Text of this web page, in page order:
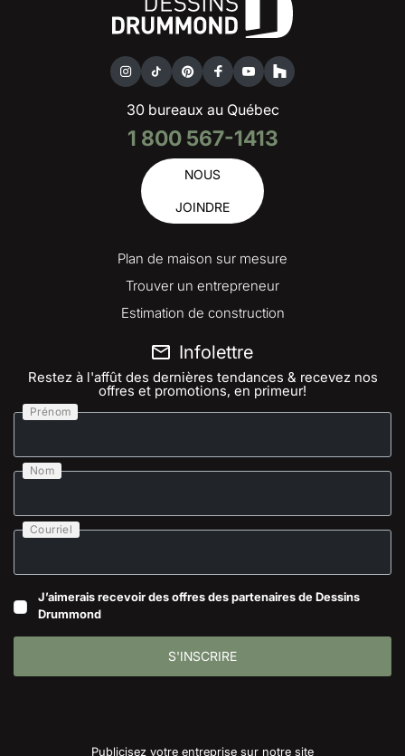
30 bureaux au Québec
1 800 567-1413
NOUS
JOINDRE
Plan de maison sur mesure
Trouver un entrepreneur
Estimation de construction
Infolettre
Restez à l'affût des dernières tendances & recevez nos
offres et promotions, en primeur!
Prénom
Nom
Courriel
J’aimerais recevoir des offres des partenaires de Dessins
Drummond
S'INSCRIRE
Publicisez votre entreprise sur notre site